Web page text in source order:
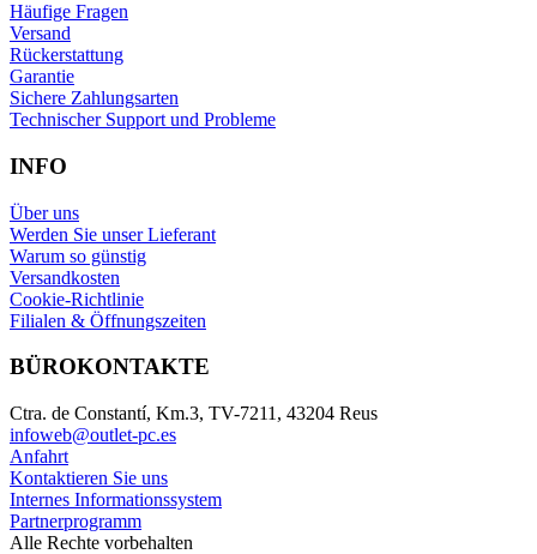
Häufige Fragen
Versand
Rückerstattung
Garantie
Sichere Zahlungsarten
Technischer Support und Probleme
INFO
Über uns
Werden Sie unser Lieferant
Warum so günstig
Versandkosten
Cookie-Richtlinie
Filialen & Öffnungszeiten
BÜROKONTAKTE
Ctra. de Constantí, Km.3, TV-7211, 43204 Reus
infoweb@outlet-pc.es
Anfahrt
Kontaktieren Sie uns
Internes Informationssystem
Partnerprogramm
Alle Rechte vorbehalten